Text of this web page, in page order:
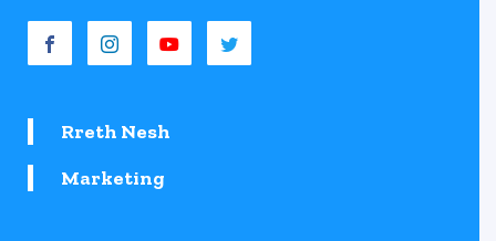
Rreth Nesh
Marketing